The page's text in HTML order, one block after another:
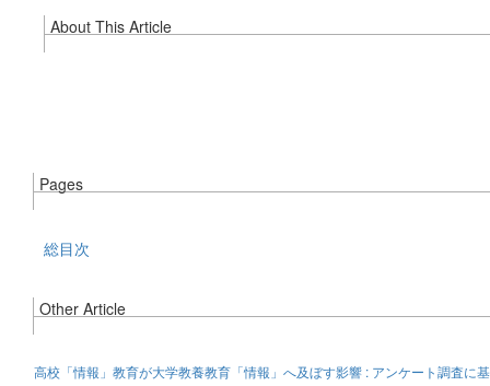
About This Article
Pages
総目次
Other Article
高校「情報」教育が大学教養教育「情報」へ及ぼす影響 : アンケート調査に